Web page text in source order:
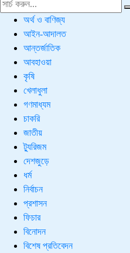
অর্থ ও বাণিজ্য
আইন-আদালত
আন্তর্জাতিক
আবহাওয়া
কৃষি
খেলাধুলা
গণমাধ্যম
চাকরি
জাতীয়
ট্যুরিজম
দেশজুড়ে
ধর্ম
নির্বাচন
প্রশাসন
ফিচার
বিনোদন
বিশেষ প্রতিবেদন